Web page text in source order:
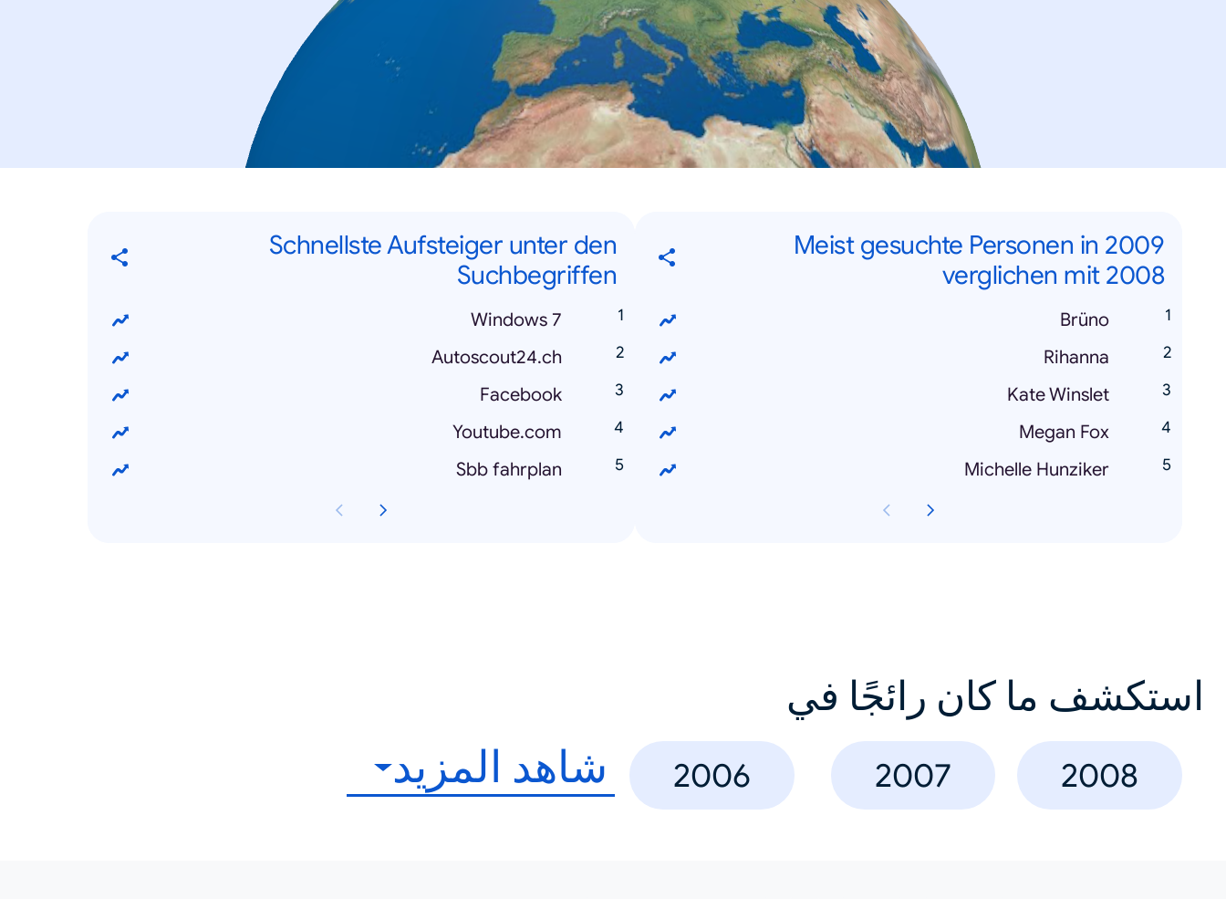
Meist gesuchte Personen in 2009
verglichen mit 2008
Brüno
Rihanna
Kate Winslet
Megan Fox
Michelle Hunziker
Schnellste Aufsteiger unter den
Suchbegriffen
Windows 7
Autoscout24.ch
Facebook
Youtube.com
Sbb fahrplan
استكشف ما كان رائجًا في
2008
2007
2006 شاهد المزيد